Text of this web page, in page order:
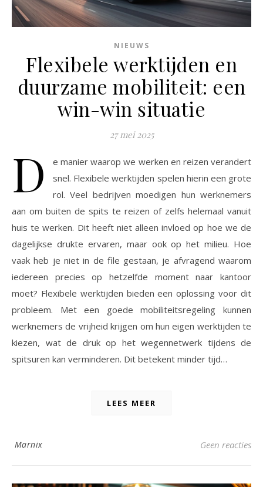
NIEUWS
Flexibele werktijden en
duurzame mobiliteit: een
win-win situatie
27 mei 2025
D
e manier waarop we werken en reizen verandert
snel. Flexibele werktijden spelen hierin een grote
rol. Veel bedrijven moedigen hun werknemers
aan om buiten de spits te reizen of zelfs helemaal vanuit
huis te werken. Dit heeft niet alleen invloed op hoe we de
dagelijkse drukte ervaren, maar ook op het milieu. Hoe
vaak heb je niet in de file gestaan, je afvragend waarom
iedereen precies op hetzelfde moment naar kantoor
moet? Flexibele werktijden bieden een oplossing voor dit
probleem. Met een goede mobiliteitsregeling kunnen
werknemers de vrijheid krijgen om hun eigen werktijden te
kiezen, wat de druk op het wegennetwerk tijdens de
spitsuren kan verminderen. Dit betekent minder tijd…
LEES MEER
Marnix Geen reacties